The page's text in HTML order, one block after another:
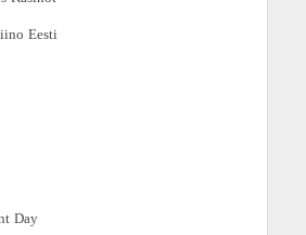
Eesti
Day